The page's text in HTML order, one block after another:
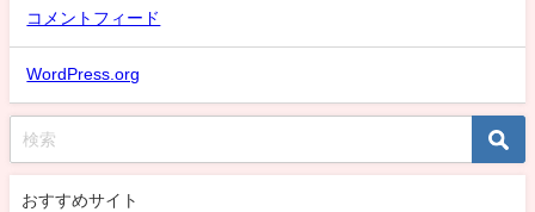
コメントフィード
WordPress.org
おすすめサイト